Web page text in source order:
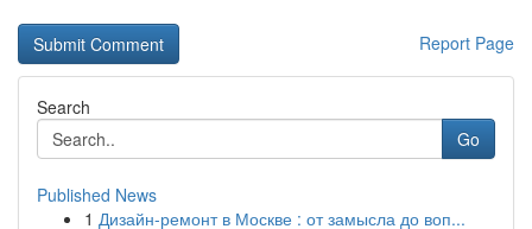
Report Page
Search
Go
Published News
1 Дизайн-ремонт в Москве : от замысла до воп...